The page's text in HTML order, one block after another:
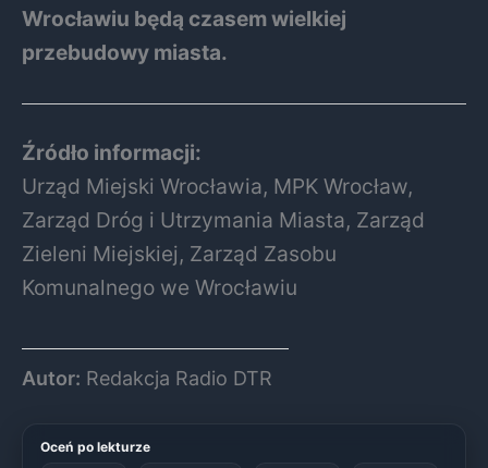
Wrocławiu będą czasem wielkiej
przebudowy miasta.
Źródło informacji:
Urząd Miejski Wrocławia, MPK Wrocław,
Zarząd Dróg i Utrzymania Miasta, Zarząd
Zieleni Miejskiej, Zarząd Zasobu
Komunalnego we Wrocławiu
Autor: Redakcja Radio DTR
Oceń po lekturze